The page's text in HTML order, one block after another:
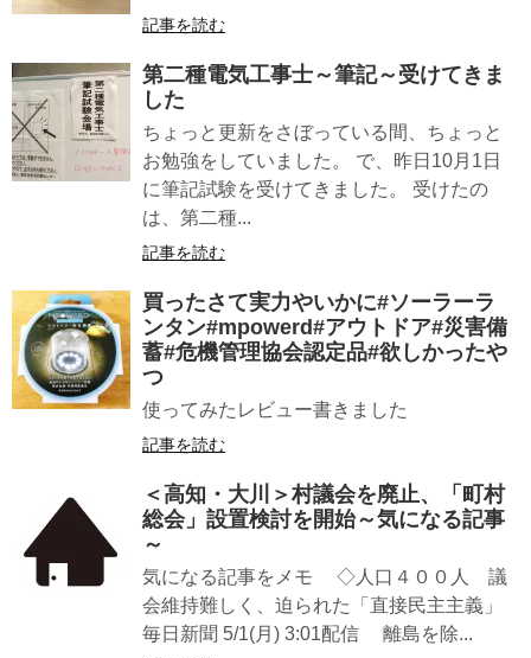
記事を読む
第二種電気工事士～筆記～受けてきま
した
ちょっと更新をさぼっている間、ちょっと
お勉強をしていました。 で、昨日10月1日
に筆記試験を受けてきました。 受けたの
は、第二種...
記事を読む
買ったさて実力やいかに#ソーラーラ
ンタン#mpowerd#アウトドア#災害備
蓄#危機管理協会認定品#欲しかったや
つ
使ってみたレビュー書きました
記事を読む
＜高知・大川＞村議会を廃止、「町村
総会」設置検討を開始～気になる記事
～
気になる記事をメモ ◇人口４００人 議
会維持難しく、迫られた「直接民主主義」
毎日新聞 5/1(月) 3:01配信 離島を除...